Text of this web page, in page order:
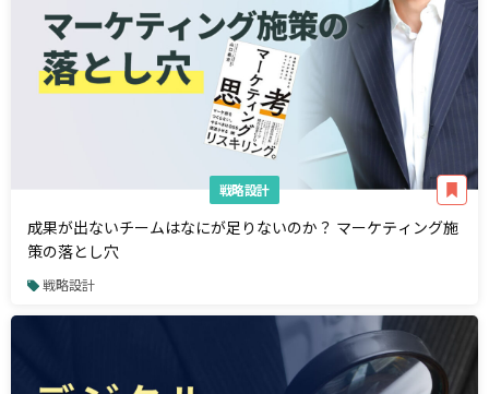
戦略設計
成果が出ないチームはなにが足りないのか？ マーケティング施
策の落とし穴
戦略設計